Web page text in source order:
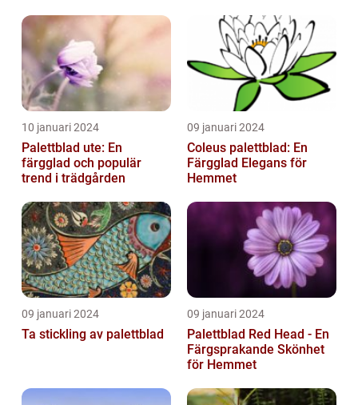
10 januari 2024
Palettblad ute: En
färgglad och populär
trend i trädgården
09 januari 2024
Coleus palettblad: En
Färgglad Elegans för
Hemmet
09 januari 2024
Ta stickling av palettblad
09 januari 2024
Palettblad Red Head - En
Färgsprakande Skönhet
för Hemmet